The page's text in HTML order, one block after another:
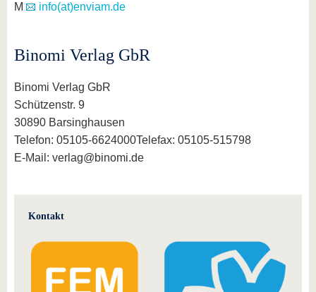
M
info(at)enviam.de
Binomi Verlag GbR
Binomi Verlag GbR
Schützenstr. 9
30890 Barsinghausen
Telefon: 05105-6624000Telefax: 05105-515798
E-Mail: verlag@binomi.de
Kontakt